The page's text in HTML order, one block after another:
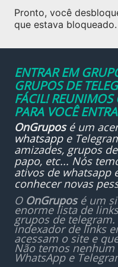
Pronto, você
que estava bloqueado.
ENTRAR EM
GRUPOS DE
FÁCIL! REUNIMOS
PARA VOCÊ
OnGruposé um
whatsappe
amizades, grupos
papo, etc... Nós
ativos de whatsapp
conhecer novas
O OnGruposé um
enorme lista de
grupos de
indexador de links
acessam o site e
Não temos
WhatsApp e